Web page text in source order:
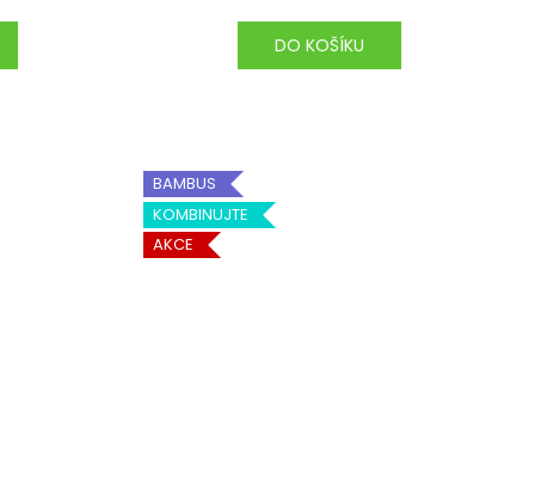
DO KOŠÍKU
BAMBUS
KOMBINUJTE
AKCE